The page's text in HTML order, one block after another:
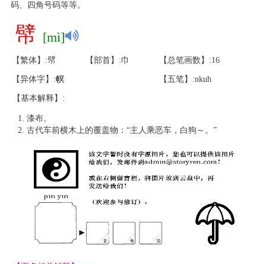
码、四角号码等等。
幦 [mì]
【繁体】:幦 【部首】:巾 【总笔画数】:16
【异体字】:幎 【五笔】:nkuh
【基本解释】:
漆布。
古代车前横木上的覆盖物：“主人乘恶车，白狗～。”